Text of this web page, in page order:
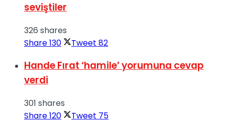
seviştiler
326 shares
Share130 Tweet 82
Hande Fırat ‘hamile’ yorumuna cevap
verdi
301 shares
Share120 Tweet 75